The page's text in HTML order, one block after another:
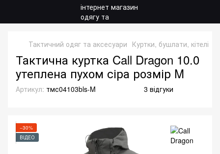
Тактичний одяг та аксесуари Куртки, бушлати, кітелі
Тактична куртка Call Dragon 10.0
утеплена пухом сіра розмір M
Артикул: тмс04103bls-M 3 відгуки
−30%
ВІДЕО